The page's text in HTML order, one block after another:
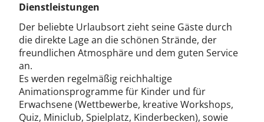
Dienstleistungen
Der beliebte Urlaubsort zieht seine Gäste durch
die direkte Lage an die schönen Strände, der
freundlichen Atmosphäre und dem guten Service
an.
Es werden regelmäßig reichhaltige
Animationsprogramme für Kinder und für
Erwachsene (Wettbewerbe, kreative Workshops,
Quiz, Miniclub, Spielplatz, Kinderbecken), sowie